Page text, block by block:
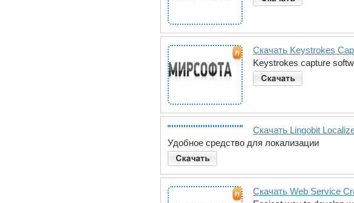
Скачать Keystrokes
Keystrokes capture
Скачать Lingobit
Удобное средство для локализации
Скачать Web Service